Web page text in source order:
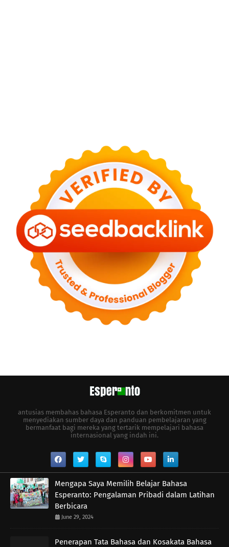
antusias membahas bahasa Esperanto dan berkomitmen untuk
menyediakan sumber daya dan panduan pembelajaran yang
bermanfaat bagi mereka yang tertarik mempelajari bahasa
internasional yang indah ini.
Mengapa Saya Memilih Belajar Bahasa
Esperanto: Pengalaman Pribadi dalam Latihan
Berbicara
June 29, 2024
Penerapan Tata Bahasa dan Kosakata Bahasa